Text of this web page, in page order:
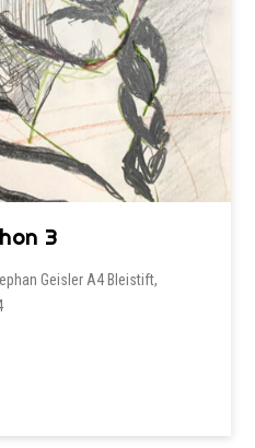
3
Geisler A4 Bleistift,